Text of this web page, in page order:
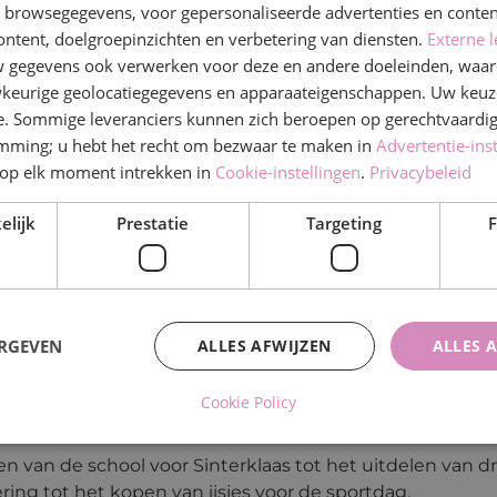
met het schoolteam dat Sinterklaas, Kerst en
de sportdag en het schoolreisje. De OC
het zonnetje tijdens de Dag van de Leraar en
waarbij per project één lid is aangewezen als
handen maken licht werk” vraagt de OC bij veel
van de school voor Sinterklaas tot het uitdelen van
tot het kopen van ijsjes voor de sportdag.
voor gepersonaliseerde advertenties en
doelgroepinzichten en verbetering van diensten. Externe
gegevens ook verwerken voor deze en andere doeleinden,
geolocatiegegevens en apparaateigenschappen. Uw
Sommige leveranciers kunnen zich beroepen op
u hebt het recht om bezwaar te maken in Advertentie-
elk moment intrekken in Cookie-instellingen. Privacybeleid
Prestatie Targeting
ALLES
ALLES AFWIJZEN
Cookie Policy